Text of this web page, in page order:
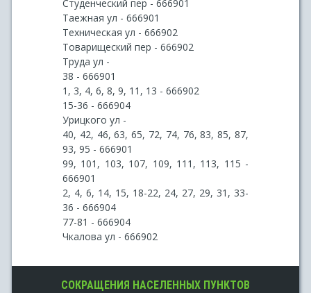
Студенческий пер - 666901
Таежная ул - 666901
Техническая ул - 666902
Товарищеский пер - 666902
Труда ул -
38 - 666901
1, 3, 4, 6, 8, 9, 11, 13 - 666902
15-36 - 666904
Урицкого ул -
40, 42, 46, 63, 65, 72, 74, 76, 83, 85, 87,
93, 95 - 666901
99, 101, 103, 107, 109, 111, 113, 115 -
666901
2, 4, 6, 14, 15, 18-22, 24, 27, 29, 31, 33-
36 - 666904
77-81 - 666904
Чкалова ул - 666902
СОКРАЩЕНИЯ НАСЕЛЕННЫХ ПУНКТОВ